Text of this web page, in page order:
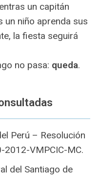
un capitán
un niño aprenda sus
la fiesta seguirá
no pasa: queda.
Perú – Resolución
2012-VMPCIC-MC.
del Santiago de